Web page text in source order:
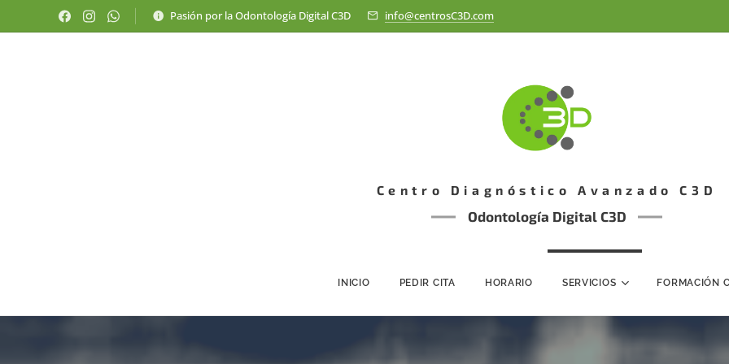
Pasión por la Odontología Digital C3D info@centrosC3D.com
Centro Diagnóstico Avanzado C3D
Odontología Digital C3D
INICIO PEDIR CITA HORARIO SERVICIOS FORMACIÓN